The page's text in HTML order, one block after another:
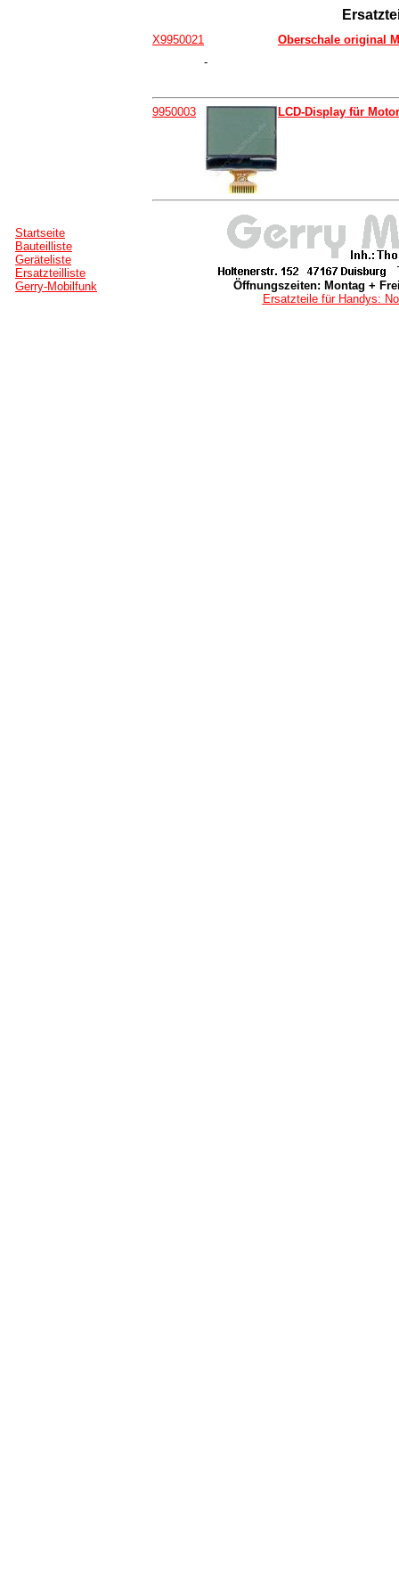
X9950021
-
Oberschale original
9950003 LCD-Display für
Startseite
Bauteilliste
Geräteliste
Ersatzteilliste
Gerry-Mobilfunk
Öffnungszeiten: Montag +
Ersatzteile für Handys: